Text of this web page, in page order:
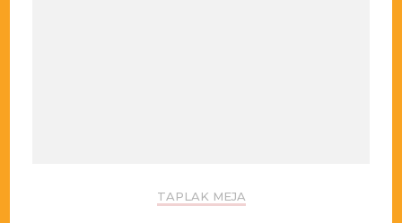
TAPLAK MEJA